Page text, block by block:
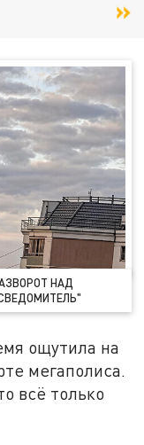
НАД
ощутила на
мегаполиса.
всё только